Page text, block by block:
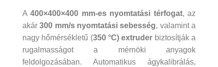
A400×400×400 mm‑es nyomtatási térfogat, az
akár300 mm/s nyomtatási sebesség, valamint a
nagy hőmérsékletű (350 °C) extruder biztosítják a
rugalmasságot a mérnöki anyagok
feldolgozásában. Automatikus ágykalibrálás,